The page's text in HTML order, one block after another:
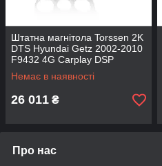
Штатна магнітола Torssen 2K
DTS Hyundai Getz 2002-2010
F9432 4G Carplay DSP
Немає в наявності
26 011 ₴
Про нас